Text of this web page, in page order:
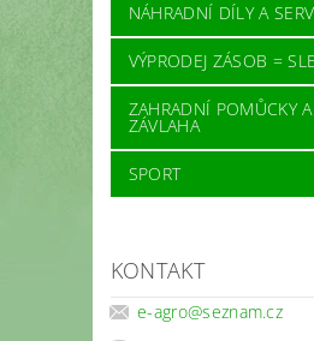
NÁHRADNÍ DÍLY A
VÝPRODEJ ZÁSOB =
ZAHRADNÍ POMŮCKY A
ZÁVLAHA
SPORT
KONTAKT
e-agro@seznam.cz